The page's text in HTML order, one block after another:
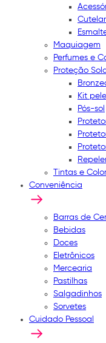
Maquiagem
Perfumes e
Proteção
Kit
Pós-sol
Tintas e
Conveniência
Barras de
Bebidas
Doces
Eletrônicos
Mercearia
Pastilhas
Salgadinhos
Sorvetes
Cuidado Pessoal